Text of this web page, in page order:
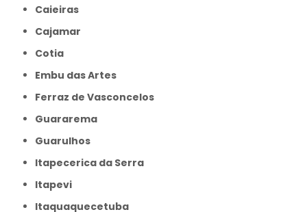
Caieiras
Cajamar
Cotia
Embu das Artes
Ferraz de Vasconcelos
Guararema
Guarulhos
Itapecerica da Serra
Itapevi
Itaquaquecetuba